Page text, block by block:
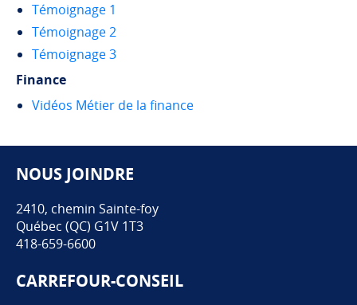
Témoignage 1
Témoignage 2
Témoignage 3
Finance
Vidéos Métier de la finance
Pied de page
NOUS JOINDRE
2410, chemin Sainte-foy
Québec (QC) G1V 1T3
418-659-6600
CARREFOUR-CONSEIL